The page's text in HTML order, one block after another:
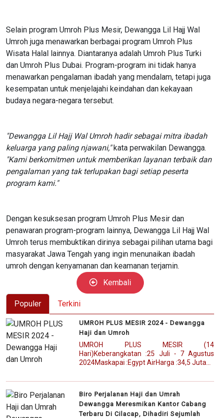
Selain program Umroh Plus Mesir, Dewangga Lil Hajj Wal
Umroh juga menawarkan berbagai program Umroh Plus
Wisata Halal lainnya. Diantaranya adalah Umroh Plus Turki
dan Umroh Plus Dubai. Program-program ini tidak hanya
menawarkan pengalaman ibadah yang mendalam, tetapi juga
kesempatan untuk menjelajahi keindahan dan kekayaan
budaya negara-negara tersebut.
"Dewangga Lil Hajj Wal Umroh hadir sebagai mitra ibadah
keluarga yang paling njawani,"kata perwakilan Dewangga.
"Kami berkomitmen untuk memberikan layanan terbaik dan
pengalaman yang tak terlupakan bagi setiap peserta
program kami."
Dengan kesuksesan program Umroh Plus Mesir dan
penawaran program-program lainnya, Dewangga Lil Hajj Wal
Umroh terus membuktikan dirinya sebagai pilihan utama bagi
masyarakat Jawa Tengah yang ingin menunaikan ibadah
umroh dengan kenyamanan dan keamanan terjamin.
Kembali
Populer Terkini
UMROH PLUS MESIR 2024 - Dewangga
Haji dan Umroh
UMROH PLUS MESIR (14
Hari)Keberangkatan :25 Juli - 7 Agustus
2024Maskapai :Egypt AirHarga :34,5 Juta...
Biro Perjalanan Haji dan Umrah
Dewangga Meresmikan Kantor Cabang
Terbaru Di Cilacap, Dihadiri Sejumlah